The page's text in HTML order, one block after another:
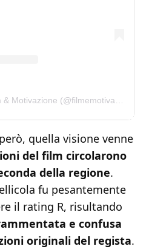
quella visione venne
del film circolarono
della regione.
fu pesantemente
il rating R, risultando
e confusa
originali del regista.